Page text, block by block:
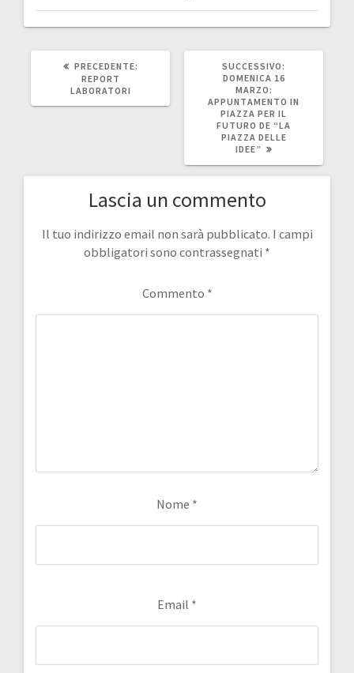
PRECEDENTE:
REPORT
LABORATORI
SUCCESSIVO:
DOMENICA 16
MARZO:
APPUNTAMENTO IN
PIAZZA PER IL
FUTURO DE “LA
PIAZZA DELLE
IDEE”
Lascia un commento
Il tuo indirizzo email non sarà pubblicato. I campi
obbligatori sono contrassegnati *
Commento *
Nome *
Email *